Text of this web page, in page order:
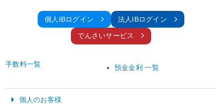
個人IBログイン 法人IBログイン
でんさいサービス
手数料一覧 預金金利 一覧
個人のお客様
※このページは「教育ローン出発Ⅱ」の仮審査申し込みページです。
(1)FAXでお申し込みのお客様
仮審査申込書を印刷していただき、必要事項をご記入捺印して、仮審査申込書の
審査結果はご本人様に電話で連絡いたしますので、しばらくお待ちください。